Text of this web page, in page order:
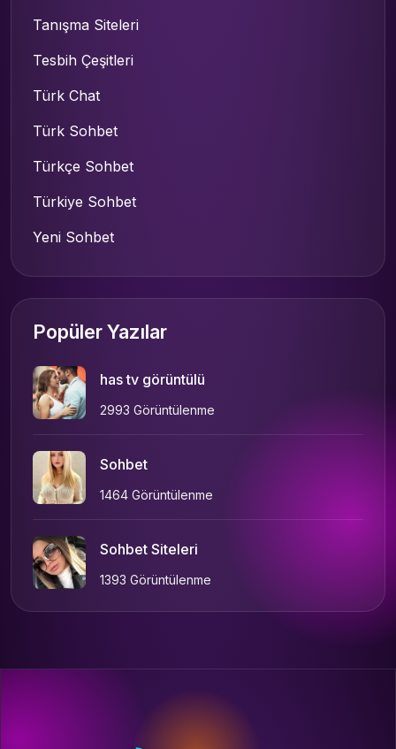
Tanışma Siteleri
Tesbih Çeşitleri
Türk Chat
Türk Sohbet
Türkçe Sohbet
Türkiye Sohbet
Yeni Sohbet
Popüler Yazılar
has tv görüntülü
2993 Görüntülenme
Sohbet
1464 Görüntülenme
Sohbet Siteleri
1393 Görüntülenme